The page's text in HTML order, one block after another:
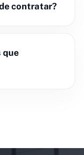
contratar?
que